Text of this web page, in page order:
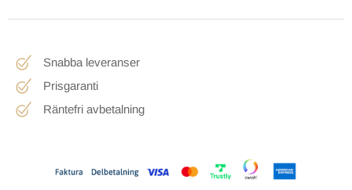
Snabba leveranser
Prisgaranti
Räntefri avbetalning